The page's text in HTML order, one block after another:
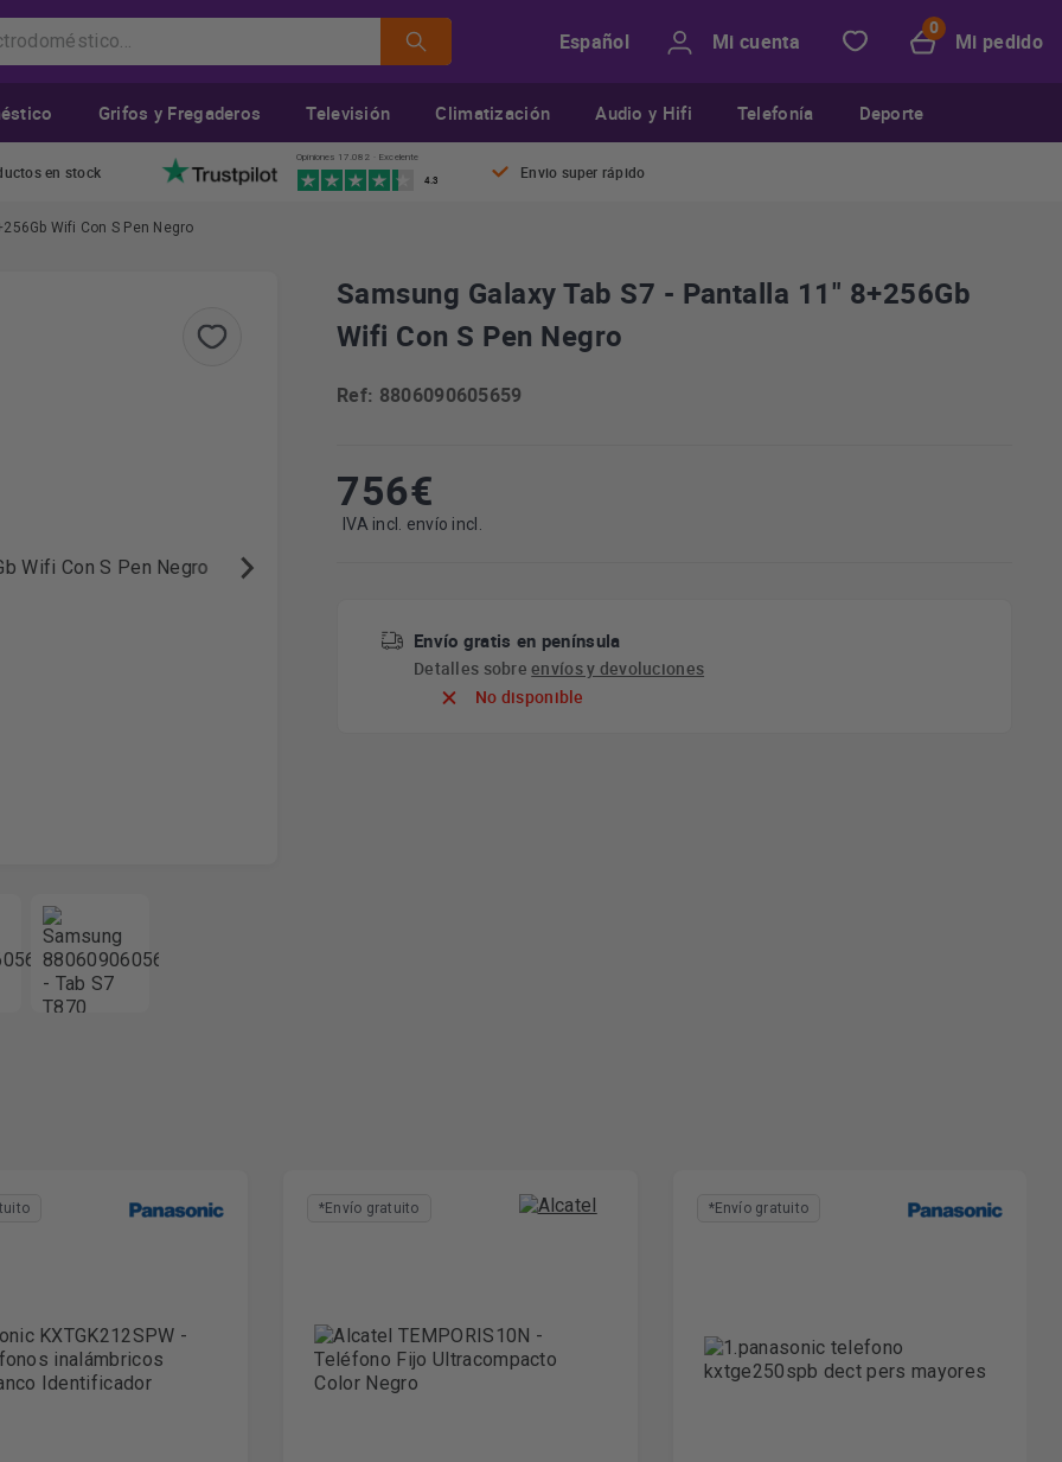
Español Mi cuenta Mi pedido
Grifos y Fregaderos Televisión Climatización Audio y Hifi Telefonía Deporte
en stock
Opiniones 17.082 · Excelente
4.3 Envio super rápido
Wifi Con S Pen Negro
Samsung Galaxy Tab S7 - Pantalla 11" 8+256Gb
Wifi Con S Pen Negro
Ref: 8806090605659
756€
IVA incl. envío incl.
Envío gratis en península
Detalles sobreenvíos y devoluciones
No disponible
*Envío gratuito *Envío gratuito